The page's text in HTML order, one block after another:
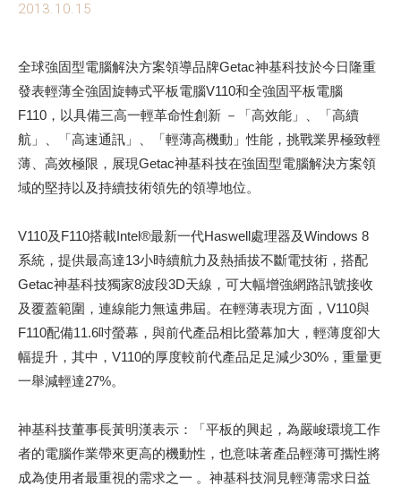
2013.10.15
全球強固型電腦解決方案領導品牌Getac神基科技於今日隆重
發表輕薄全強固旋轉式平板電腦V110和全強固平板電腦
F110，以具備三高一輕革命性創新 －「高效能」、「高續
航」、「高速通訊」、「輕薄高機動」性能，挑戰業界極致輕
薄、高效極限，展現Getac神基科技在強固型電腦解決方案領
域的堅持以及持續技術領先的領導地位。
V110及F110搭載Intel®最新一代Haswell處理器及Windows 8
系統，提供最高達13小時續航力及熱插拔不斷電技術，搭配
Getac神基科技獨家8波段3D天線，可大幅增強網路訊號接收
及覆蓋範圍，連線能力無遠弗屆。在輕薄表現方面，V110與
F110配備11.6吋螢幕，與前代產品相比螢幕加大，輕薄度卻大
幅提升，其中，V110的厚度較前代產品足足減少30%，重量更
一舉減輕達27%。
神基科技董事長黃明漢表示：「平板的興起，為嚴峻環境工作
者的電腦作業帶來更高的機動性，也意味著產品輕薄可攜性將
成為使用者最重視的需求之一 。神基科技洞見輕薄需求日益